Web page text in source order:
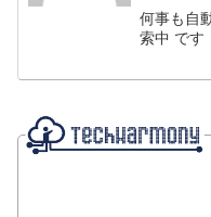
何事も自
索中 です